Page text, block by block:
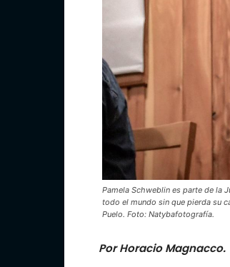
Pamela Schweblin es parte de la
todo el mundo sin que pierda su
Puelo. Foto: Natybafotografía.
Por Horacio Magnacco.